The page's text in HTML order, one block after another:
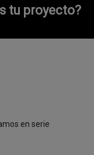
tu proyecto?
en serie